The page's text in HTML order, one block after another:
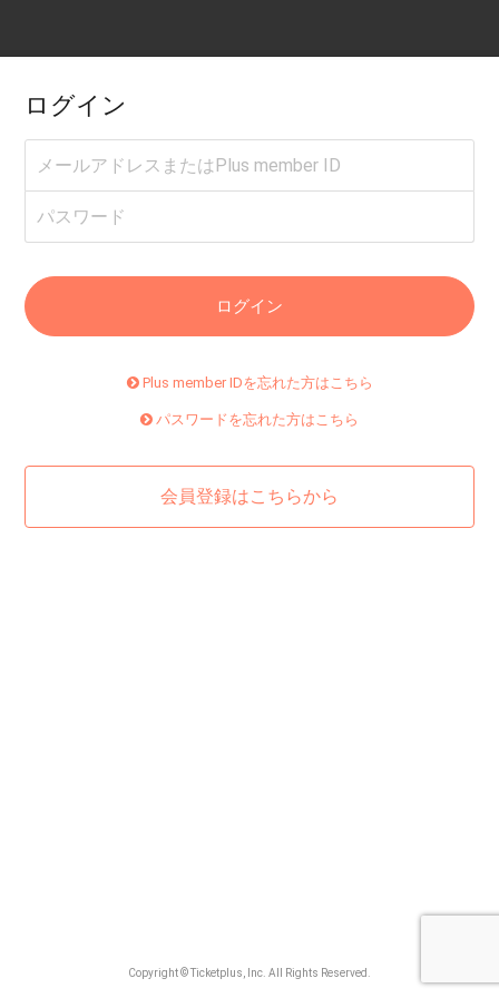
ログイン
Plus member IDを忘れた方はこちら
パスワードを忘れた方はこちら
会員登録はこちらから
Copyright © Ticketplus, Inc. All Rights Reserved.